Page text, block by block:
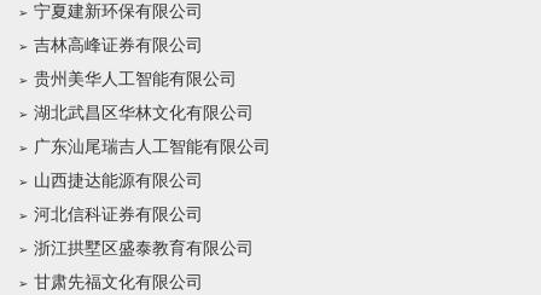
宁夏建新环保有限公司
吉林高峰证券有限公司
贵州美华人工智能有限公司
湖北武昌区华林文化有限公司
广东汕尾瑞吉人工智能有限公司
山西捷达能源有限公司
河北信科证券有限公司
浙江拱墅区盛泰教育有限公司
甘肃先福文化有限公司